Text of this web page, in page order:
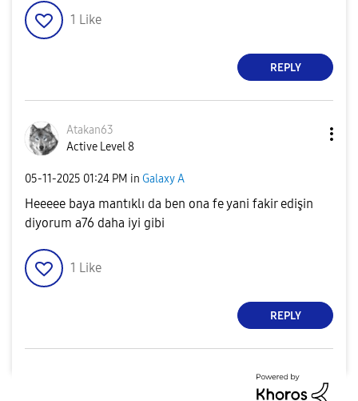
1 Like
REPLY
Atakan63
Active Level 8
‎05-11-2025 01:24 PM in Galaxy A
Heeeee baya mantıklı da ben ona fe yani fakir edişin
diyorum a76 daha iyi gibi
1 Like
REPLY